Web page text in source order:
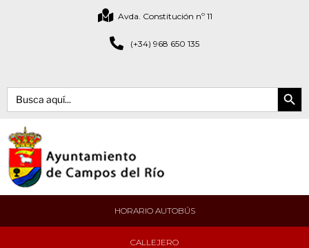
Avda. Constitución nº 11
(+34) 968 650 135
Buscar: Botón de
HORARIO AUTOBÚS
CALLEJERO